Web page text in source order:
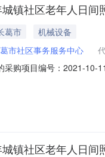
镇社区老年人日
葛市
机械设备
市社区事务服务中心
采购项目编号：2021-10-
1、更正事项：采购文
镇社区老年人日